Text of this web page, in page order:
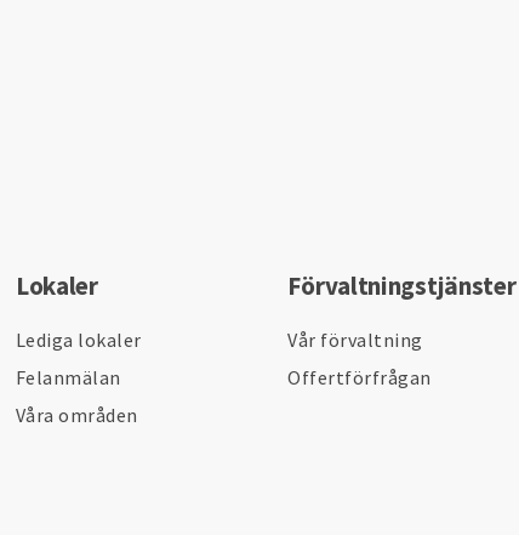
Lokaler
Lediga lokaler
Felanmälan
Våra områden
Förvaltningstjänster
Vår förvaltning
Offertförfrågan